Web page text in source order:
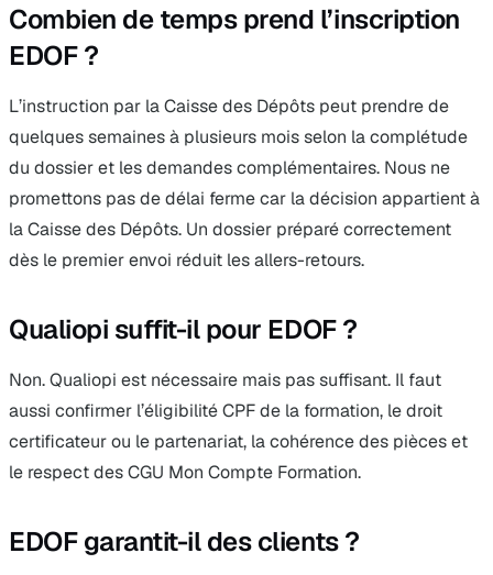
Combien de temps prend l’inscription
EDOF ?
L’instruction par la Caisse des Dépôts peut prendre de
quelques semaines à plusieurs mois selon la complétude
du dossier et les demandes complémentaires. Nous ne
promettons pas de délai ferme car la décision appartient à
la Caisse des Dépôts. Un dossier préparé correctement
dès le premier envoi réduit les allers-retours.
Qualiopi suffit-il pour EDOF ?
Non. Qualiopi est nécessaire mais pas suffisant. Il faut
aussi confirmer l’éligibilité CPF de la formation, le droit
certificateur ou le partenariat, la cohérence des pièces et
le respect des CGU Mon Compte Formation.
EDOF garantit-il des clients ?